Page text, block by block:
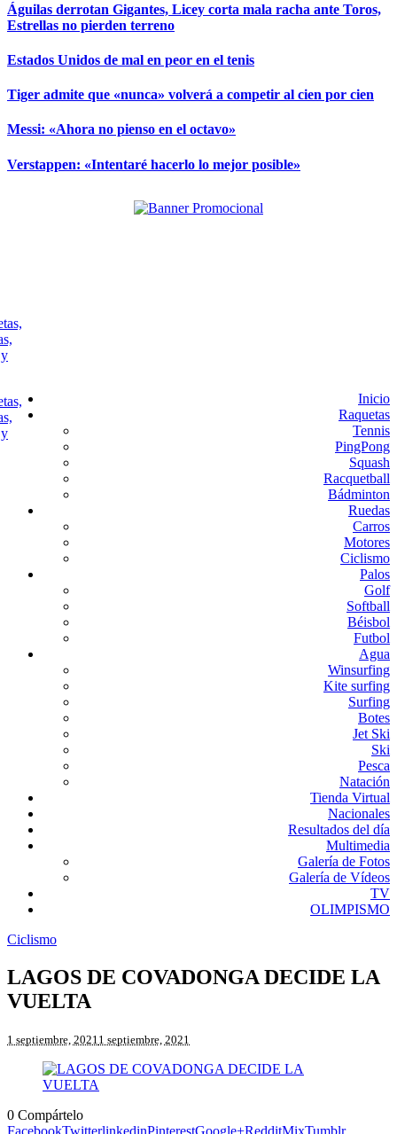
Águilas derrotan Gigantes, Licey corta mala racha ante Toros,
Estrellas no pierden terreno
Estados Unidos de mal en peor en el tenis
Tiger admite que «nunca» volverá a competir al cien por cien
Messi: «Ahora no pienso en el octavo»
Verstappen: «Intentaré hacerlo lo mejor posible»
Inicio
Raquetas
Tennis
PingPong
Squash
Racquetball
Bádminton
Ruedas
Carros
Motores
Ciclismo
Palos
Golf
Softball
Béisbol
Futbol
Agua
Winsurfing
Kite surfing
Surfing
Botes
Jet Ski
Ski
Pesca
Natación
Tienda Virtual
Nacionales
Resultados del día
Multimedia
Galería de Fotos
Galería de Vídeos
TV
OLIMPISMO
Ciclismo
LAGOS DE COVADONGA DECIDE LA
VUELTA
1 septiembre, 2021 1 septiembre, 2021
0 Compártelo
FacebookTwitterlinkedinPinterestGoogle+RedditMixTumblr